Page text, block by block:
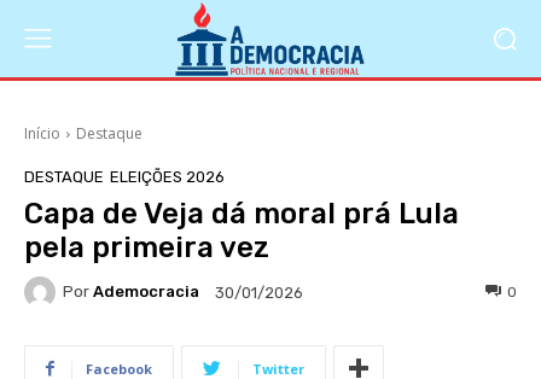
Início Destaque
DESTAQUE ELEIÇÕES 2026
Capa de Veja dá moral prá Lula
pela primeira vez
Por Ademocracia 30/01/2026 0
Facebook Twitter